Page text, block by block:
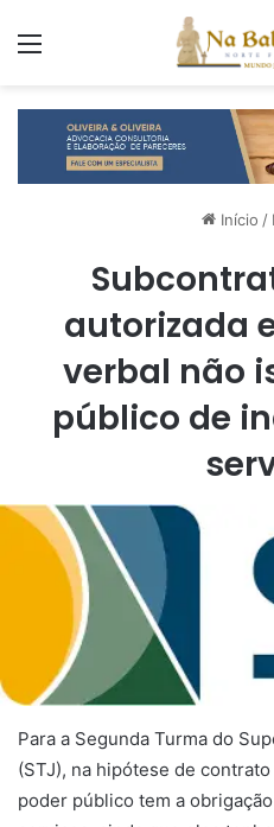
Início /
autorizada
verbal não
público de
​Para a Segunda Turma do
(STJ), na hipótese de
poder público tem a